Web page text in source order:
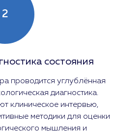
2
состояния
проводится углублённая
диагностика.
клиническое интервью,
методики для оценки
мышления и